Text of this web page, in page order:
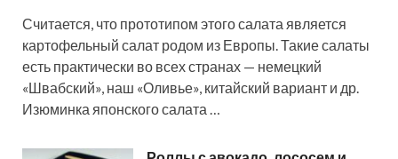
Считается, что прототипом этого салата является
картофельный салат родом из Европы. Такие салаты
есть практически во всех странах — немецкий
«Швабский», наш «Оливье», китайский вариант и др.
Изюминка японского салата …